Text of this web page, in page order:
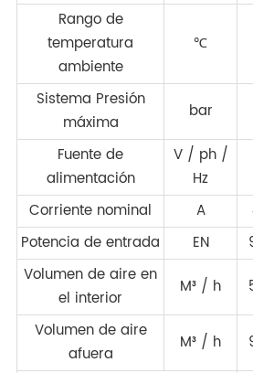
Rango de
temperatura
ambiente
℃
Sistema Presión
máxima
bar
Fuente de
alimentación
V / ph /
Hz
Corriente nominal
A
Potencia de entrada
EN
Volumen de aire en
el interior
M³ / h
Volumen de aire
afuera
M³ / h